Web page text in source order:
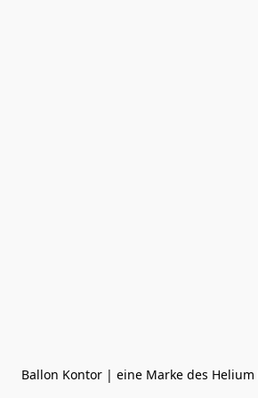
Ballon Kontor | eine Marke des